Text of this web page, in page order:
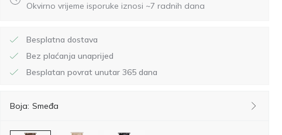
Okvirno vrijeme isporuke iznosi ~7 radnih dana
Besplatna dostava
Bez plaćanja unaprijed
Besplatan povrat unutar 365 dana
Boja: Smeđa